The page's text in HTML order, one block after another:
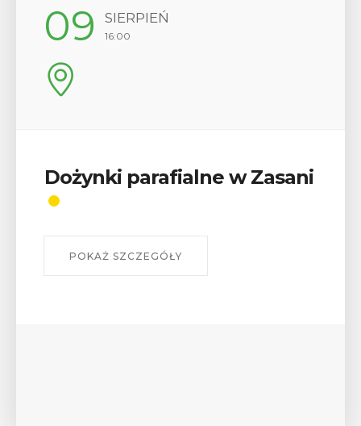
12 SIERPIEŃ
17:00
Wykład „Jak zdobyć
odznaki na myślenickich
W środę 12 sierpnia o godz. 17 w Miejskiej